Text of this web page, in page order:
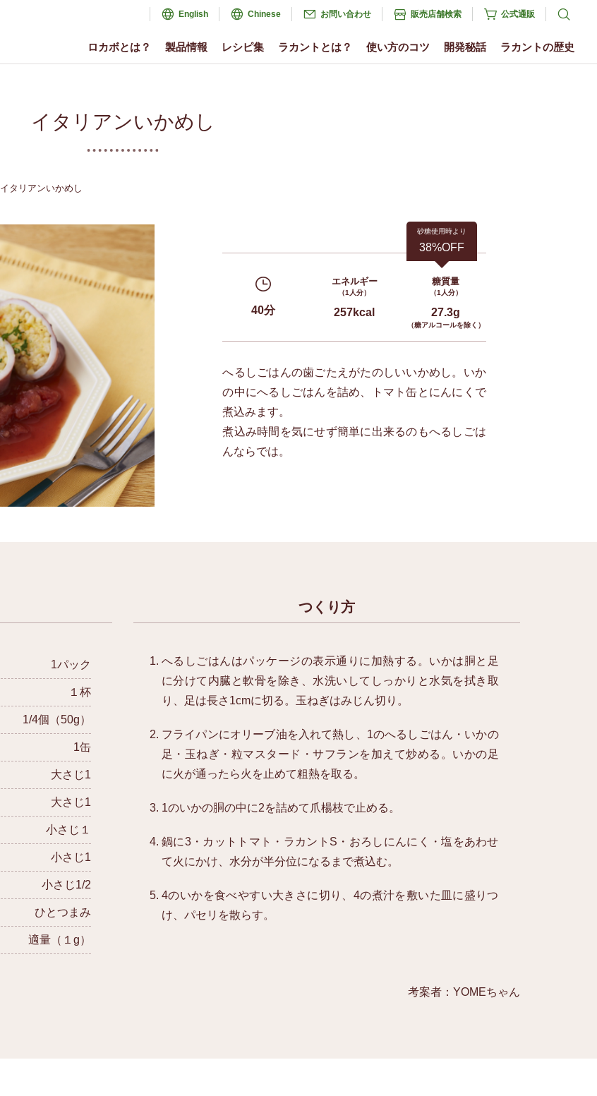
ロカボとは？ 製品情報 レシピ集 ラカントとは？ 使い方のコツ 開発秘話 ラカントの歴史
English Chinese お問い合わせ 販売店舗検索 公式通販
イタリアンいかめし
イタリアンいかめし
砂糖使用時より
38%OFF
40分
エネルギー
（1人分）
257kcal
糖質量
（1人分）
27.3g
（糖アルコールを除く）
へるしごはんの歯ごたえがたのしいいかめし。いか
の中にへるしごはんを詰め、トマト缶とにんにくで
煮込みます。
煮込み時間を気にせず簡単に出来るのもへるしごは
んならでは。
1パック
１杯
1/4個（50g）
1缶
大さじ1
大さじ1
小さじ１
小さじ1
小さじ1/2
ひとつまみ
適量（１g）
つくり方
へるしごはんはパッケージの表示通りに加熱する。いかは胴と足
に分けて内臓と軟骨を除き、水洗いしてしっかりと水気を拭き取
り、足は長さ1cmに切る。玉ねぎはみじん切り。
フライパンにオリーブ油を入れて熱し、1のへるしごはん・いかの
足・玉ねぎ・粒マスタード・サフランを加えて炒める。いかの足
に火が通ったら火を止めて粗熱を取る。
1のいかの胴の中に2を詰めて爪楊枝で止める。
鍋に3・カットトマト・ラカントS・おろしにんにく・塩をあわせ
て火にかけ、水分が半分位になるまで煮込む。
4のいかを食べやすい大きさに切り、4の煮汁を敷いた皿に盛りつ
け、パセリを散らす。
考案者：YOMEちゃん